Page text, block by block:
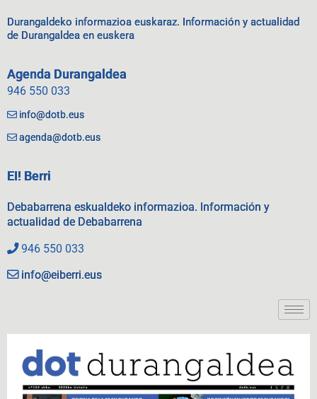
Durangaldeko informazioa euskaraz. Información y actualidad
de Durangaldea en euskera
Agenda Durangaldea
946 550 033
info@dotb.eus
agenda@dotb.eus
EI! Berri
Debabarrena eskualdeko informazioa. Información y
actualidad de Debabarrena
946 550 033
info@eiberri.eus